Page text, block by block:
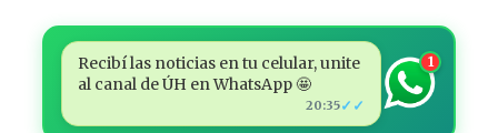
Recibí las noticias en tu celular, unite
al canal de ÚH en WhatsApp 🤩
20:35✓✓
1